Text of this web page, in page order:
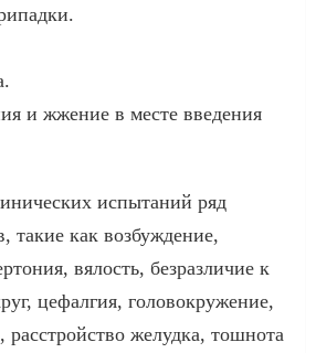
и жжение в месте введения
испытаний ряд
такие как возбуждение,
вялость, безразличие к
цефалгия, головокружение,
расстройство желудка, тошнота